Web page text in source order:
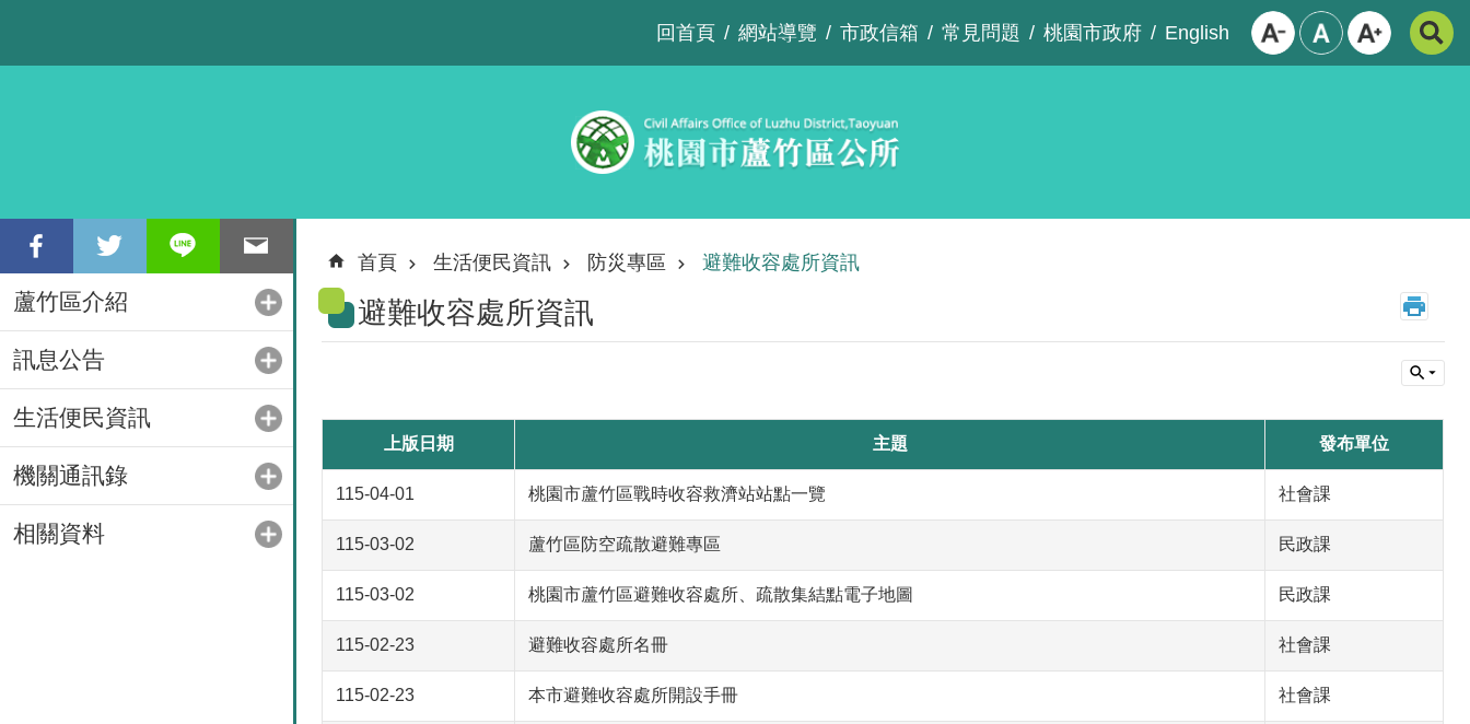
回首頁 網站導覽 市政信箱 常見問題 桃園市政府 English
蘆竹區介紹
訊息公告
生活便民資訊
機關通訊錄
相關資料
首頁 生活便民資訊 防災專區 避難收容處所資訊
避難收容處所資訊
上版日期 主題 發布單位
115-04-01 桃園市蘆竹區戰時收容救濟站站點一覽 社會課
115-03-02 蘆竹區防空疏散避難專區 民政課
115-03-02 桃園市蘆竹區避難收容處所、疏散集結點電子地圖 民政課
115-02-23 避難收容處所名冊 社會課
115-02-23 本市避難收容處所開設手冊 社會課